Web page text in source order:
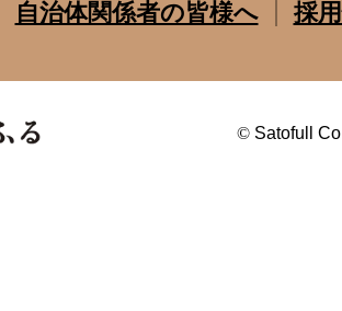
自治体関係者の皆様へ
採
© Satofull